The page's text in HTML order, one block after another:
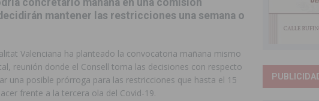
a la comunidad en San Miguel de Salinas
mantener las restricciones una semana o
Valenciana ha planteado la convocatoria mañana mismo
reunión donde el Consell toma las decisiones con respecto
una posible prórroga para las restricciones que hasta el 15
frente a la tercera ola del Covid-19.